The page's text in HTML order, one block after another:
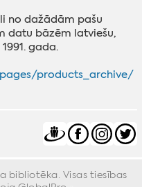
no dažādām pašu
datu bāzēm latviešu,
gada.
products_archive/
Visas tiesības